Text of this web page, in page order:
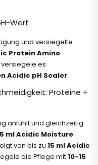
Wert
und versiegelte
Protein Amino
es
Acidic pH Sealer.
Proteine +
anfühlt und gleichzeitig
ml Acidic Moisture
von bis zu 15 ml Acidic
die Pflege mit10-15